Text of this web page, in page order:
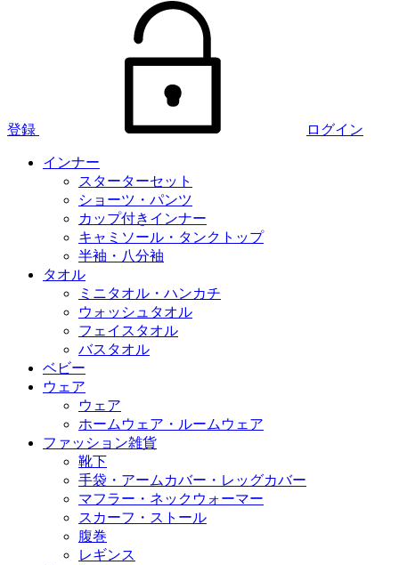
登録 ログイン
インナー
スターターセット
ショーツ・パンツ
カップ付きインナー
キャミソール・タンクトップ
半袖・八分袖
タオル
ミニタオル・ハンカチ
ウォッシュタオル
フェイスタオル
バスタオル
ベビー
ウェア
ウェア
ホームウェア・ルームウェア
ファッション雑貨
靴下
手袋・アームカバー・レッグカバー
マフラー・ネックウォーマー
スカーフ・ストール
腹巻
レギンス